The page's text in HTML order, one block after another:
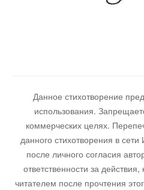
Данное стихотворение
использования.
коммерческих целях.
данного стихотворения в
после личного согласия
ответственности за
читателем после прочтения